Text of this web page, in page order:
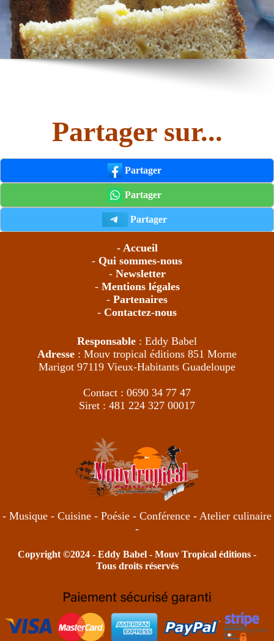
Partager sur...
Partager
Partager
Partager
- Accueil
- Qui sommes-nous
- Newsletter
- Mentions légales
- Partenaires
- Contactez-nous
Responsable : Eddy Babel
Adresse : Mouv tropical éditions 851 Morne
Marigot 97119 Vieux-Habitants Guadeloupe
Contact : 0690 34 77 47
Siret : 481 224 327 00017
- Musique - Cuisine - Poésie - Conférence - Atelier culinaire
-
Copyright ©2024 - Eddy Babel - Mouv Tropical éditions -
Tous droits réservés